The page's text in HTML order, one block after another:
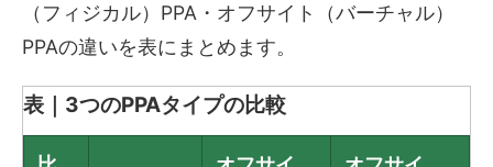
（フィジカル）PPA・オフサイト（バーチャル）
PPAの違いを表にまとめます。
表｜3つのPPAタイプの比較